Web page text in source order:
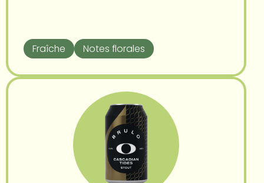
Fraîche Notes florales